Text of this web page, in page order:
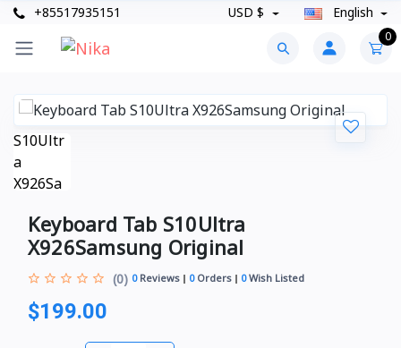
+85517935151 USD $ English
0
Keyboard Tab S10Ultra
X926Samsung Original
(0) 0Reviews 0Orders 0Wish Listed
$199.00